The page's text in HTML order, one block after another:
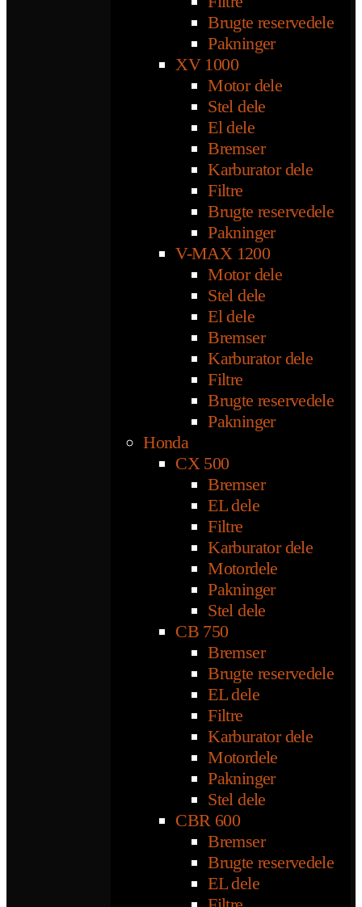
Brugte reservedele
Pakninger
XV 1000
Motor dele
Stel dele
El dele
Bremser
Karburator dele
Filtre
Brugte reservedele
Pakninger
V-MAX 1200
Motor dele
Stel dele
El dele
Bremser
Karburator dele
Filtre
Brugte reservedele
Pakninger
Honda
CX 500
Bremser
EL dele
Filtre
Karburator dele
Motordele
Pakninger
Stel dele
CB 750
Bremser
Brugte reservedele
EL dele
Filtre
Karburator dele
Motordele
Pakninger
Stel dele
CBR 600
Bremser
Brugte reservedele
EL dele